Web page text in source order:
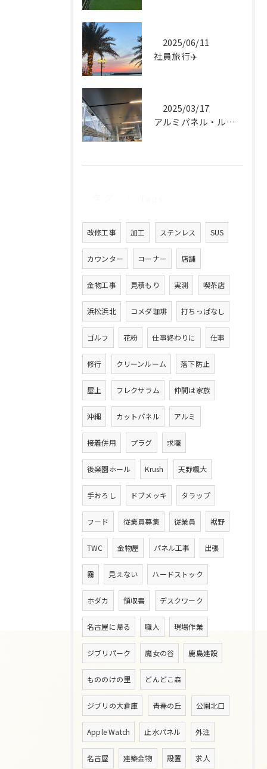
2025/06/11
社員旅行✈️
2025/03/17
アルミパネル・ルーバー施工
改修工事 加工 ステンレス SUS
カウンター コーナー 店舗
金物工事 見積もり 実測 喫茶店
浜松浜北 コメダ珈琲 打ちっぱなし
ゴルフ 花粉 仕事終わりに 仕事
修行 クリーンルーム 落下防止
屋上 フレクサラム 仲間は家族
沖縄 カットパネル アルミ
接着併用 プラグ 求職
後楽園ホール Krush 天野颯大
手おろし ドブメッキ タラップ
フード 従業員募集 従業員 裾野
TWC 金物屋 パネル工事 出張
霧 見えない ハードストック
ホダカ 領収書 デスクワーク
名古屋に帰る 職人 現場作業
ジブリパーク 魔女の谷 鹿島建設
もののけの里 どんどこ森
ジブリの大倉庫 青春の丘 公園北口
Apple Watch 止水パネル 外注
名古屋 建築金物 設置 求人